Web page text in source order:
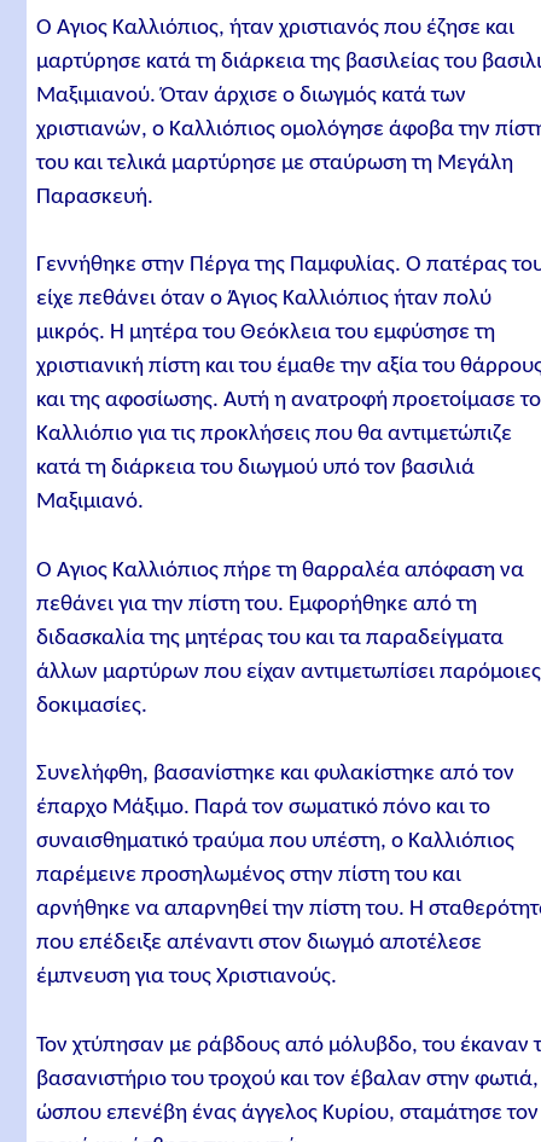
Ο Άγιος Καλλιόπιος, ήταν χριστιανός που έζησε και
μαρτύρησε κατά τη διάρκεια της βασιλείας του
Μαξιμιανού. Όταν άρχισε ο διωγμός κατά των
χριστιανών, ο Καλλιόπιος ομολόγησε άφοβα την
του και τελικά μαρτύρησε με σταύρωση τη Μεγάλη
Παρασκευή.
Γεννήθηκε στην Πέργα της Παμφυλίας. Ο πατέρας
είχε πεθάνει όταν ο Άγιος Καλλιόπιος ήταν πολύ
μικρός. Η μητέρα του Θεόκλεια του εμφύσησε τη
χριστιανική πίστη και του έμαθε την αξία του
και της αφοσίωσης. Αυτή η ανατροφή προετοίμασε
Καλλιόπιο για τις προκλήσεις που θα αντιμετώπιζε
κατά τη διάρκεια του διωγμού υπό τον βασιλιά
Μαξιμιανό.
Ο Άγιος Καλλιόπιος πήρε τη θαρραλέα απόφαση να
πεθάνει για την πίστη του. Εμφορήθηκε από τη
διδασκαλία της μητέρας του και τα παραδείγματα
άλλων μαρτύρων που είχαν αντιμετωπίσει παρόμοιες
δοκιμασίες.
Συνελήφθη, βασανίστηκε και φυλακίστηκε από τον
έπαρχο Μάξιμο. Παρά τον σωματικό πόνο και το
συναισθηματικό τραύμα που υπέστη, ο Καλλιόπιος
παρέμεινε προσηλωμένος στην πίστη του και
αρνήθηκε να απαρνηθεί την πίστη του. Η
που επέδειξε απέναντι στον διωγμό αποτέλεσε
έμπνευση για τους Χριστιανούς.
Τον χτύπησαν με ράβδους από μόλυβδο, του έκαναν
βασανιστήριο του τροχού και τον έβαλαν στην φωτιά,
ώσπου επενέβη ένας άγγελος Κυρίου, σταμάτησε τον